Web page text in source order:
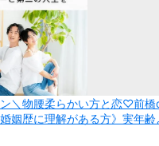
＼物腰柔らかい方と恋♡前
姻歴に理解がある方》実年